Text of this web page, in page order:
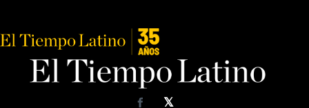
𝕏